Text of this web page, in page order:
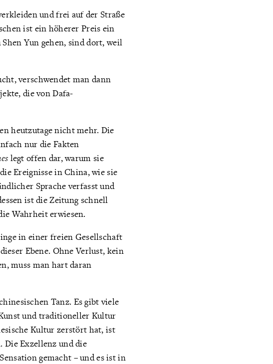
und frei auf der Straße
ist ein höherer Preis ein
Yun gehen, sind dort, weil
verschwendet man dann
die von Dafa-
heutzutage nicht mehr. Die
nur die Fakten
legt offen dar, warum sie
Ereignisse in China, wie sie
Sprache verfasst und
ist die Zeitung schnell
Wahrheit erwiesen.
in einer freien Gesellschaft
Ebene. Ohne Verlust, kein
muss man hart daran
Tanz. Es gibt viele
und traditioneller Kultur
Kultur zerstört hat, ist
Die Exzellenz und die
gemacht – und es ist in